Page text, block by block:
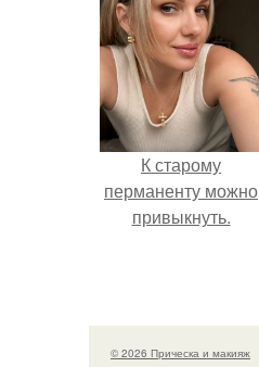
К старому
перманенту можно
привыкнуть.
© 2026 Прическа и макияж